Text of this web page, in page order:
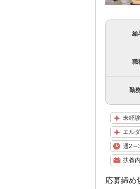
給
職
勤
未経
エル
週2～
扶養
応募締め